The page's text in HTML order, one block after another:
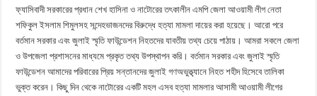
ফ্যাসিবাদী সরকারের প্রধান শেখ হাসিনা ও নাটোরের তৎকালীন এমপি জেলা আওয়ামী লীগ নেতা
শফিকুল ইসলাম শিমুলসহ সন্দেহভাজনদের বিরুদ্ধে হত্যা মামলা দায়ের করা হয়েছে। আরো পরে
বর্তমান সরকার এবং জুলাই স্মৃতি ফাউন্ডেশন নিহতদের যাবতীয় তথ্য চেয়ে পাঠায়। আমরা সকলে জেলা
ও উপজেলা প্রশাসনের মাধ্যমে প্রকৃত তথ্য উপস্থাপন করি। বর্তমান সরকার এবং জুলাই স্মৃতি
ফাউন্ডেশন আমাদের পরিবারের প্রিয় সন্তানদের জুলাই গণঅভুত্থ্যানে নিহত শহীদ হিসেবে তালিকা
ভুক্ত করেন। কিছু দিন থেকে নাটোরের একটি মহল এসব হত্যা মামলার আসামী আওয়ামী লীগের